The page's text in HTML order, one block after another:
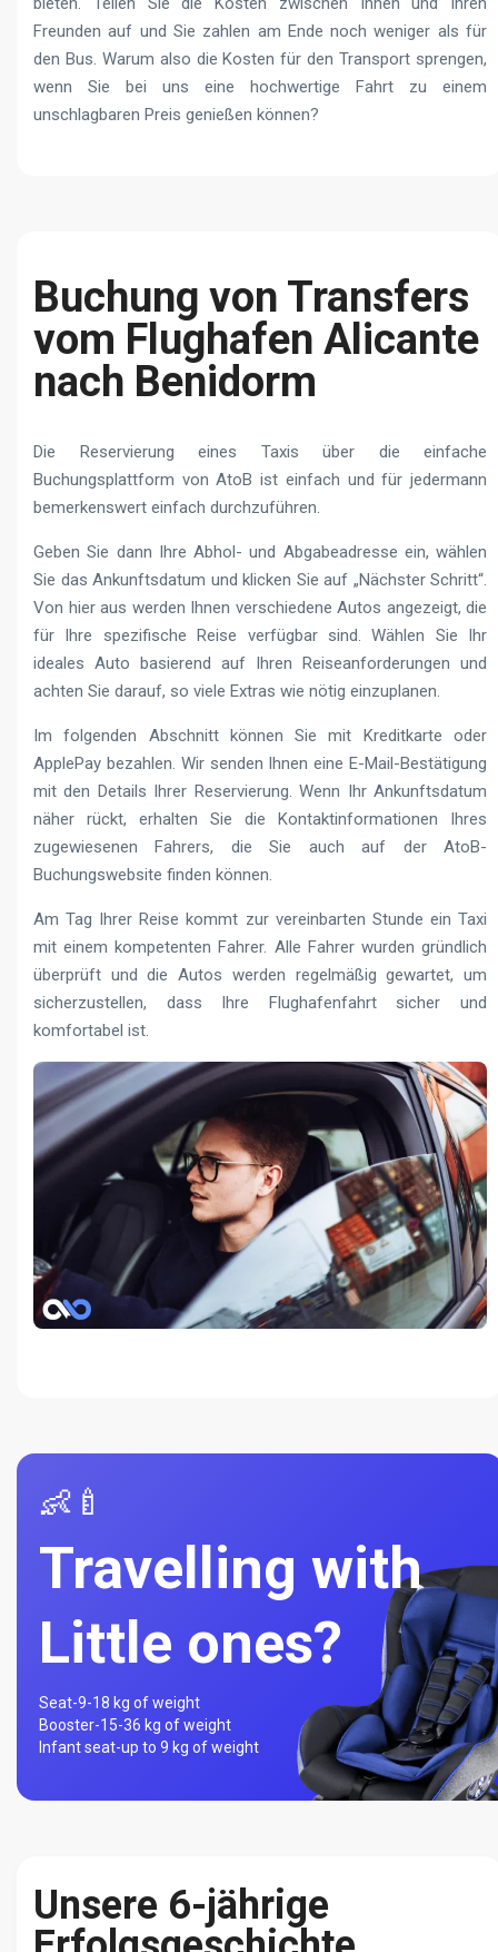
Freunden auf und Sie zahlen am Ende noch weniger als für
den Bus. Warum also die Kosten für den Transport sprengen,
wenn Sie bei uns eine hochwertige Fahrt zu einem
unschlagbaren Preis genießen können?
Buchung von Transfers
vom Flughafen Alicante
nach Benidorm
Die Reservierung eines Taxis über die einfache
Buchungsplattform von AtoB ist einfach und für jedermann
bemerkenswert einfach durchzuführen.
Geben Sie dann Ihre Abhol- und Abgabeadresse ein, wählen
Sie das Ankunftsdatum und klicken Sie auf „Nächster Schritt“.
Von hier aus werden Ihnen verschiedene Autos angezeigt, die
für Ihre spezifische Reise verfügbar sind. Wählen Sie Ihr
ideales Auto basierend auf Ihren Reiseanforderungen und
achten Sie darauf, so viele Extras wie nötig einzuplanen.
Im folgenden Abschnitt können Sie mit Kreditkarte oder
ApplePay bezahlen. Wir senden Ihnen eine E-Mail-Bestätigung
mit den Details Ihrer Reservierung. Wenn Ihr Ankunftsdatum
näher rückt, erhalten Sie die Kontaktinformationen Ihres
zugewiesenen Fahrers, die Sie auch auf der AtoB-
Buchungswebsite finden können.
Am Tag Ihrer Reise kommt zur vereinbarten Stunde ein Taxi
mit einem kompetenten Fahrer. Alle Fahrer wurden gründlich
überprüft und die Autos werden regelmäßig gewartet, um
sicherzustellen, dass Ihre Flughafenfahrt sicher und
komfortabel ist.
👶🍼
Travelling with
Little ones?
Seat-9-18 kg of weight
Booster-15-36 kg of weight
Infant seat-up to 9 kg of weight
Unsere 6-jährige